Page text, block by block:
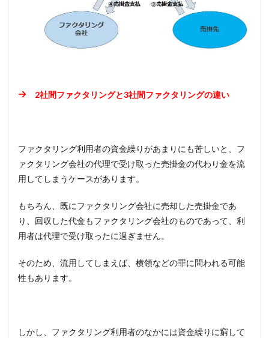
2社間ファクタリングと3社間ファクタリングの違い
ファクタリング利用者の資金繰りがあまりにも苦しいと、フ
ァクタリング会社の代理で受け取った売掛金の代わり金を流
用してしまうケースがあります。
もちろん、既にファクタリング会社に売却した売掛金であ
り、回収した代金もファクタリング会社のものであって、利
用者は代理で受け取ったに過ぎません。
そのため、流用してしまえば、横領などの罪に問われる可能
性もあります。
しかし、ファクタリング利用者のなかには資金繰りに窮して